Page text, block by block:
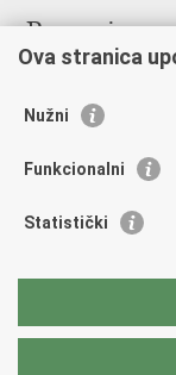
Poveznice
Državno odvjetništvo
Ured za suzbijanje
Hrvatska
Europski
Ova stranica
Nužni
Funkcionalni
Statistički